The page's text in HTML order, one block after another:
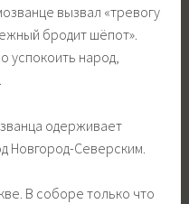
вызвал «тревогу
бродит шёпот».
успокоить народ,
одерживает
Новгород-Северским.
В соборе только что